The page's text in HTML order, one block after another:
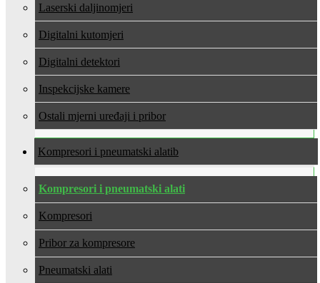
Laserski daljinomjeri
Digitalni kutomjeri
Digitalni detektori
Inspekcijske kamere
Ostali mjerni uređaji i pribor
Kompresori i pneumatski alati
Kompresori i pneumatski alati
Kompresori
Pribor za kompresore
Pneumatski alati